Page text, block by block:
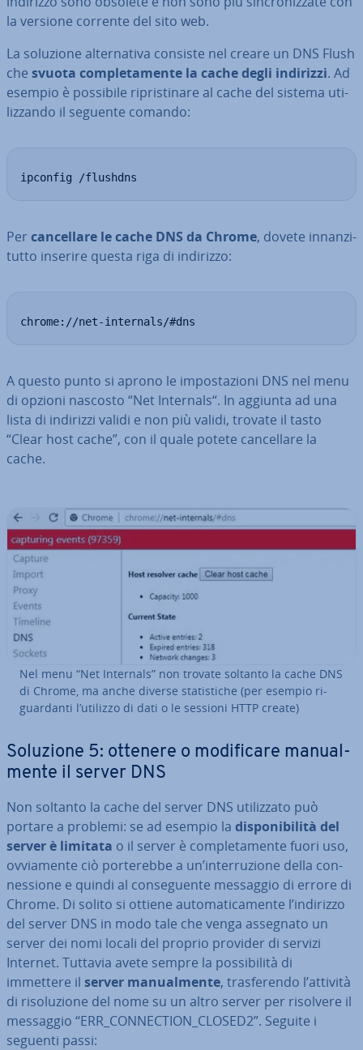
la versione corrente del sito web.
La soluzione al­ter­na­ti­va consiste nel creare un DNS Flush
che svuota com­ple­ta­men­te la cache degli indirizzi. Ad
esempio è possibile ri­pri­sti­na­re al cache del sistema uti­
liz­zan­do il seguente comando:
ipconfig /flushdns
Per can­cel­la­re le cache DNS da Chrome, dovete in­nan­zi­
tut­to inserire questa riga di indirizzo:
chrome://net-internals/#dns
A questo punto si aprono le im­po­sta­zio­ni DNS nel menu
di opzioni nascosto “Net Internals“. In aggiunta ad una
lista di indirizzi validi e non più validi, trovate il tasto
“Clear host cache”, con il quale potete can­cel­la­re la
cache.
Nel menu “Net Internals” non trovate soltanto la cache DNS
di Chrome, ma anche diverse sta­ti­sti­che (per esempio ri­
guar­dan­ti l’utilizzo di dati o le sessioni HTTP create)
Soluzione 5: ottenere o mo­di­fi­ca­re ma­nual­
men­te il server DNS
Non soltanto la cache del server DNS uti­liz­za­to può
portare a problemi: se ad esempio la di­spo­ni­bi­li­tà del
server è limitata o il server è com­ple­ta­men­te fuori uso,
ov­via­men­te ciò por­te­reb­be a un’in­ter­ru­zio­ne della con­
nes­sio­ne e quindi al con­se­guen­te messaggio di errore di
Chrome. Di solito si ottiene au­to­ma­ti­ca­men­te l’indirizzo
del server DNS in modo tale che venga assegnato un
server dei nomi locali del proprio provider di servizi
Internet. Tuttavia avete sempre la pos­si­bi­li­tà di
immettere il server ma­nual­men­te, tra­sfe­ren­do l’attività
di ri­so­lu­zio­ne del nome su un altro server per risolvere il
messaggio “ERR_CON­NEC­TION_CLOSED2”. Seguite i
seguenti passi: